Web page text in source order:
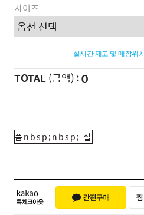
사이즈
실시간 재고 및 매장위치
TOTAL(금액) 0
품nbsp;nbsp; 절